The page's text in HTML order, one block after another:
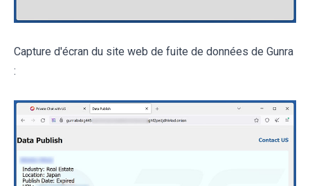
Capture d'écran du site web de fuite de données de Gunra
: